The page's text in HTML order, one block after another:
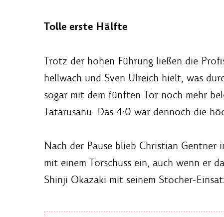
Tolle erste Hälfte
Trotz der hohen Führung ließen die
hellwach und Sven Ulreich hielt, was
sogar mit dem fünften Tor noch mehr
Tatarusanu. Das 4:0 war dennoch die
Nach der Pause blieb Christian Gentner
mit einem Torschuss ein, auch wenn er
Shinji Okazaki mit seinem Stocher-